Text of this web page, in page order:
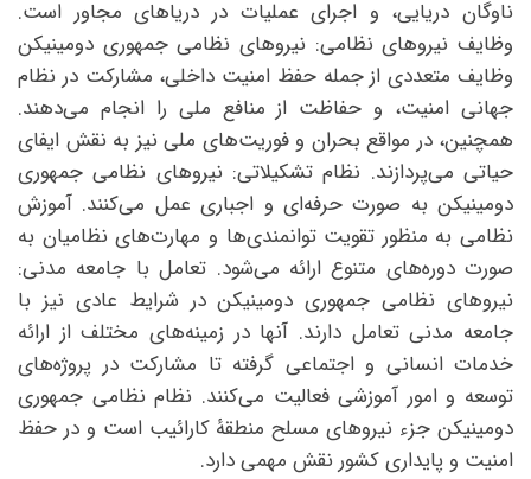
ناوگان دریایی، و اجرای عملیات در دریاهای مجاور است.
وظایف نیروهای نظامی: نیروهای نظامی جمهوری دومینیکن
وظایف متعددی از جمله حفظ امنیت داخلی، مشارکت در نظام
جهانی امنیت، و حفاظت از منافع ملی را انجام می‌دهند.
همچنین، در مواقع بحران و فوریت‌های ملی نیز به نقش ایفای
حیاتی می‌پردازند. نظام تشکیلاتی: نیروهای نظامی جمهوری
دومینیکن به صورت حرفه‌ای و اجباری عمل می‌کنند. آموزش
نظامی به منظور تقویت توانمندی‌ها و مهارت‌های نظامیان به
صورت دوره‌های متنوع ارائه می‌شود. تعامل با جامعه مدنی:
نیروهای نظامی جمهوری دومینیکن در شرایط عادی نیز با
جامعه مدنی تعامل دارند. آنها در زمینه‌های مختلف از ارائه
خدمات انسانی و اجتماعی گرفته تا مشارکت در پروژه‌های
توسعه و امور آموزشی فعالیت می‌کنند. نظام نظامی جمهوری
دومینیکن جزء نیروهای مسلح منطقهٔ کارائیب است و در حفظ
امنیت و پایداری کشور نقش مهمی دارد.